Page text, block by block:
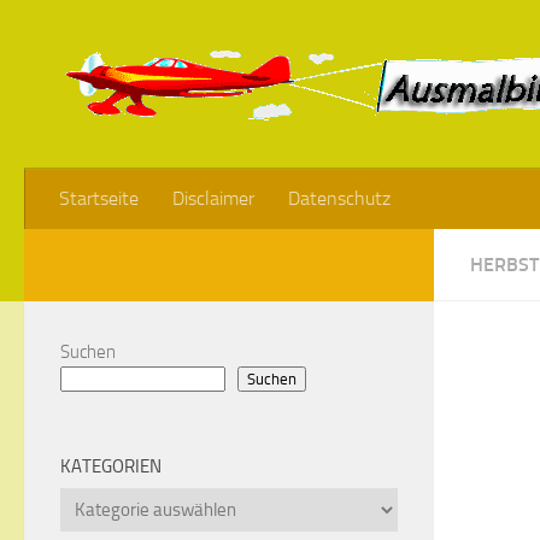
Startseite Disclaimer Datenschutz
HERBST
Suchen
Suchen
KATEGORIEN
Kategorien